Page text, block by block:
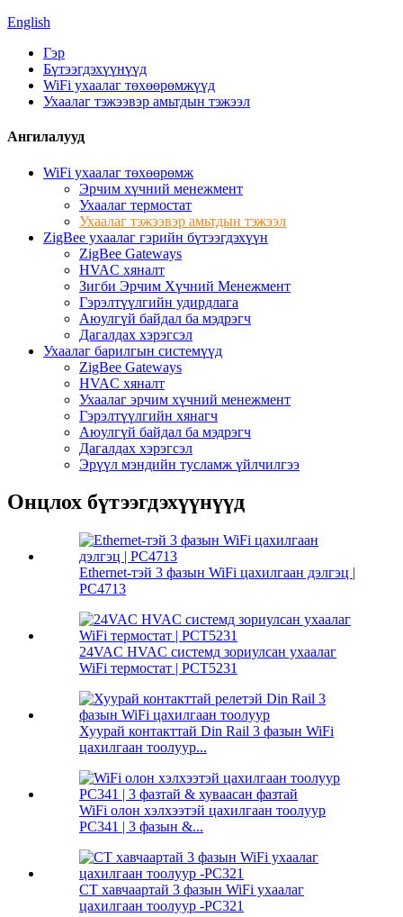
English
Гэр
Бүтээгдэхүүнүүд
WiFi ухаалаг төхөөрөмжүүд
Ухаалаг тэжээвэр амьтдын тэжээл
Ангилалууд
WiFi ухаалаг төхөөрөмж
Эрчим хүчний менежмент
Ухаалаг термостат
Ухаалаг тэжээвэр амьтдын тэжээл
ZigBee ухаалаг гэрийн бүтээгдэхүүн
ZigBee Gateways
HVAC хяналт
Зигби Эрчим Хүчний Менежмент
Гэрэлтүүлгийн удирдлага
Аюулгүй байдал ба мэдрэгч
Дагалдах хэрэгсэл
Ухаалаг барилгын системүүд
ZigBee Gateways
HVAC хяналт
Ухаалаг эрчим хүчний менежмент
Гэрэлтүүлгийн хянагч
Аюулгүй байдал ба мэдрэгч
Дагалдах хэрэгсэл
Эрүүл мэндийн тусламж үйлчилгээ
Онцлох бүтээгдэхүүнүүд
Ethernet-тэй 3 фазын WiFi цахилгаан дэлгэц |
PC4713
24VAC HVAC системд зориулсан ухаалаг
WiFi термостат | PCT5231
Хуурай контакттай Din Rail 3 фазын WiFi
цахилгаан тоолуур...
WiFi олон хэлхээтэй цахилгаан тоолуур
PC341 | 3 фазын &...
CT хавчаартай 3 фазын WiFi ухаалаг
цахилгаан тоолуур -PC321